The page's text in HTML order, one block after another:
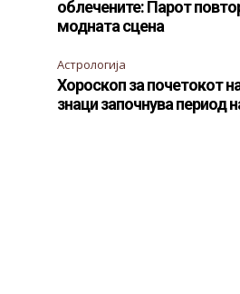
облечените: Парот
модната сцена
Астрологија
Хороскоп за почетокот
знаци започнува период